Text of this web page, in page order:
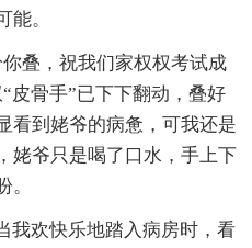
能。
叠，祝我们家权权考试成
皮骨手”已下下翻动，叠好
看到姥爷的病惫，可我还是
姥爷只是喝了口水，手上下
我欢快乐地踏入病房时，看